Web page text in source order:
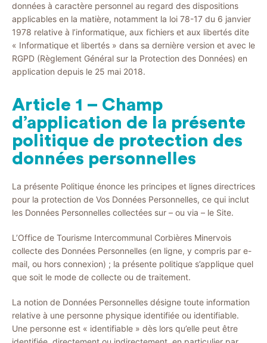
données à caractère personnel au regard des dispositions
applicables en la matière, notamment la loi 78-17 du 6 janvier
1978 relative à l’informatique, aux fichiers et aux libertés dite
« Informatique et libertés » dans sa dernière version et avec le
RGPD (Règlement Général sur la Protection des Données) en
application depuis le 25 mai 2018.
Article 1 – Champ
d’application de la présente
politique de protection des
données personnelles
La présente Politique énonce les principes et lignes directrices
pour la protection de Vos Données Personnelles, ce qui inclut
les Données Personnelles collectées sur – ou via – le Site.
L’Office de Tourisme Intercommunal Corbières Minervois
collecte des Données Personnelles (en ligne, y compris par e-
mail, ou hors connexion) ; la présente politique s’applique quel
que soit le mode de collecte ou de traitement.
La notion de Données Personnelles désigne toute information
relative à une personne physique identifiée ou identifiable.
Une personne est « identifiable » dès lors qu’elle peut être